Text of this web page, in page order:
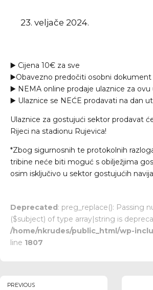
23. veljače 2024.
▶️ Cijena 10€ za sve
▶️Obavezno predočiti osobni dokument
▶️ NEMA online prodaje ulaznice za
▶️ Ulaznice se NEĆE prodavati na dan
Ulaznice za gostujući sektor prodavat
Rijeci na stadionu Rujevica!
*Zbog sigurnosnih te protokolnih
tribine neće biti moguć s obilježjima
osim isključivo u sektor gostujućih
Deprecated: preg_replace(): Passing
($subject) of type array|string is
/home/nkrudes/public_html/wp-
line 1807
PREVIOUS